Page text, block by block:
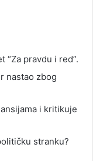
“Za pravdu i red”.
nastao zbog
i kritikuje
stranku?